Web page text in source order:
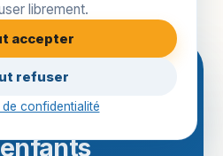
de spectacles
librement.
accepter
refuser
de confidentialité